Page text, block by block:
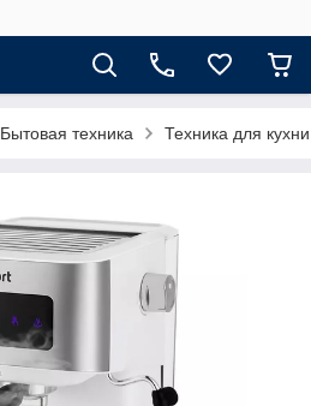
Бытовая техника Техника для кухни